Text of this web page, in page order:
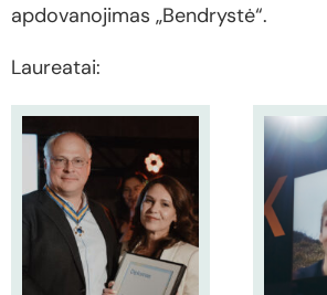
apdovanojimas „Bendrystė“.
Laureatai: